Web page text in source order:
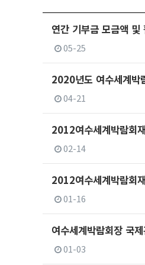
연간 기부금 모금액
05-25
2020년도 여수세계박
04-21
2012여수세계박람회
02-14
2012여수세계박람회
01-16
여수세계박람회장 국
01-03